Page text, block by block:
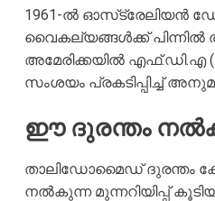
1961-ൽ ഓസ്‌ട്രേലിയൻ
വൈകല്യങ്ങൾക്ക് പിന്നിൽ
അമേരിക്കയിൽ
സംശയം പ്രകടിപ്പിച്ച്
ഈ ദുരന്തം
താലിഡോമൈഡ് ദുരന്തം
നൽകുന്ന മുന്നറിയിപ്പ്